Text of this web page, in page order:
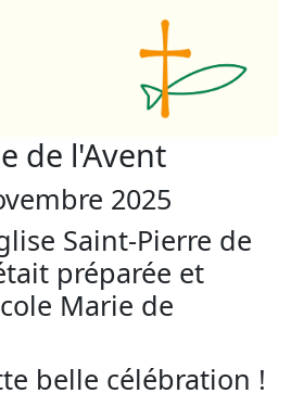
de l'Avent
2025
Saint-Pierre de
préparée et
Marie de
belle célébration !